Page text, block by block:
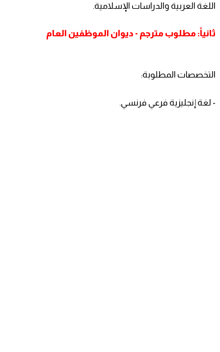
اللغة العربية والدراسات الإسلامية.
ثانياً: مطلوب مترجم - ديوان الموظفين العام
التخصصات المطلوبة:
- لغة إنجليزية فرعي فرنسي.